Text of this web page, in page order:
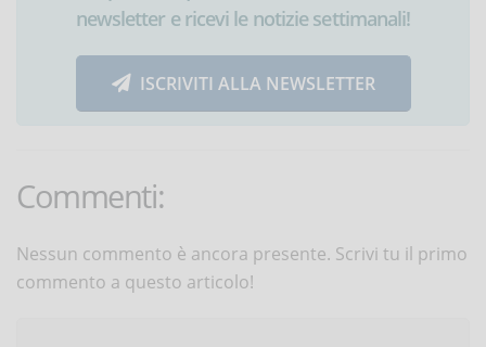
newsletter e ricevi le notizie settimanali!
ISCRIVITI ALLA NEWSLETTER
Commenti:
Nessun commento è ancora presente. Scrivi tu il primo
commento a questo articolo!